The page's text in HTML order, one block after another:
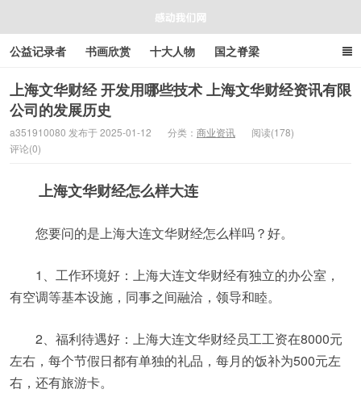
感动我们网
公益记录者 书画欣赏 十大人物 国之脊梁
好人好事 感人资讯 商业资讯 在线工具箱
上海文华财经 开发用哪些技术 上海文华财经资讯有限
公司的发展历史
a351910080 发布于 2025-01-12 分类： 商业资讯
阅读(178)
评论(0)
上海文华财经怎么样大连
您要问的是上海大连文华财经怎么样吗？好。
1、工作环境好：上海大连文华财经有独立的办公室，
有空调等基本设施，同事之间融洽，领导和睦。
2、福利待遇好：上海大连文华财经员工工资在8000元
左右，每个节假日都有单独的礼品，每月的饭补为500元左
右，还有旅游卡。